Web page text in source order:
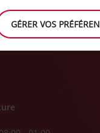
GÉRER VOS